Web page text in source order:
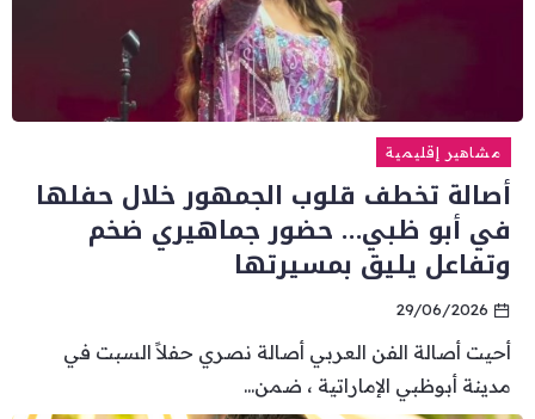
مشاهير إقليمية
أصالة تخطف قلوب الجمهور خلال حفلها
في أبو ظبي… حضور جماهيري ضخم
وتفاعل يليق بمسيرتها
29/06/2026
أحيت أصالة الفن العربي أصالة نصري حفلاً السبت في
مدينة أبوظبي الإماراتية ، ضمن...